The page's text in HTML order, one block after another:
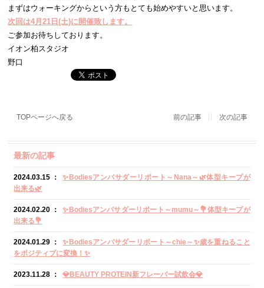
まずはウォーキングからという方もとても始めやすいと思います。
次回は4月21日(土)に開催致します。
ご参加お待ちしております。
イオン柏スタジオ
野口
TOPページへ戻る 前の記事 次の記事
最新の記事
2024.03.15 ：
✨Bodiesアンバサダーリポート～Nana～🌿体型キープが
出来る🌿
2024.02.20 ：
✨Bodiesアンバサダーリポート～mumu～💐体型キープが
出来る💐
2024.01.29 ：
✨Bodiesアンバサダーリポート～chie～✨歳を重ねること
をポジティブに変換！✨
2023.11.28 ： 💎BEAUTY PROTEIN新フレーバー試飲会💎